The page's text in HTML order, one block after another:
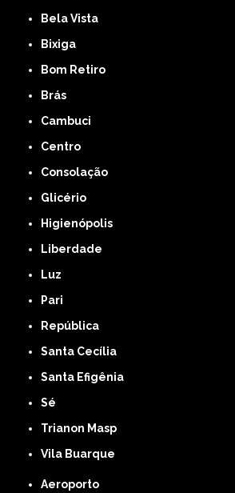
Bela Vista
Bixiga
Bom Retiro
Brás
Cambuci
Centro
Consolação
Glicério
Higienópolis
Liberdade
Luz
Pari
República
Santa Cecília
Santa Efigênia
Sé
Trianon Masp
Vila Buarque
Aeroporto